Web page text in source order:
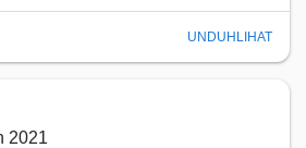
UNDUH LIHAT
2021